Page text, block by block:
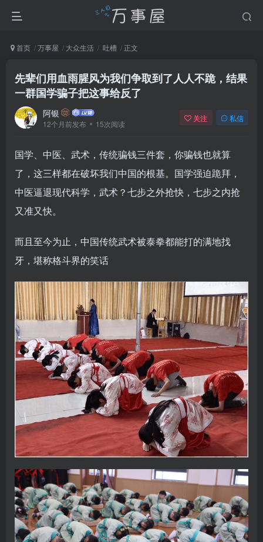
首页 万事屋 大众生活 吐槽 正文
先辈们用血雨腥风为我们争取到了人人不跪，结果
一群国学骗子把这事给反了
阿银
12个月前发布 15次阅读
关注 私信
国学、中医、武术，传统骗钱三件套，你骗钱也就算
了，这三样都在破坏我们中国的根基。国学强迫跪拜，
中医逼退现代科学，武术？七步之外抢快，七步之内抢
又准又快。
而且至今为止，中国传统武术被泰拳都能打的满地找
牙，堪称格斗界的笑话